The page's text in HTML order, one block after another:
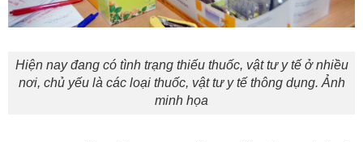
Hiện nay đang có tình trạng thiếu thuốc, vật tư y tế ở nhiều
nơi, chủ yếu là các loại thuốc, vật tư y tế thông dụng. Ảnh
minh họa